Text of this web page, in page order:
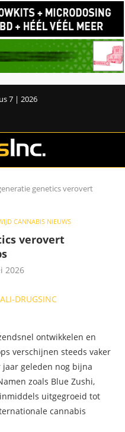
7 | 2026
genetics verovert
CANNABIS NIEUWS
verovert
2026
ontwikkelen en
verschijnen steeds vaker
geleden nog bijna
zoals Blue Zushi,
uitgegroeid tot
cannabis